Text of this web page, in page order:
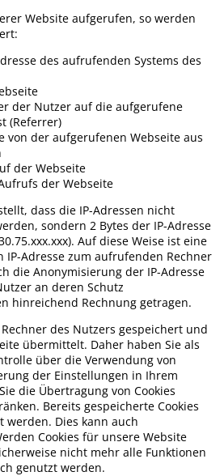
Website aufgerufen, so werden
des aufrufenden Systems des
der Nutzer auf die aufgerufene
(Referrer)
von der aufgerufenen Webseite aus
der Webseite
der Webseite
dass die IP-Adressen nicht
sondern 2 Bytes der IP-Adresse
Auf diese Weise ist eine
Adresse zum aufrufenden Rechner
die Anonymisierung der IP-Adresse
an deren Schutz
hinreichend Rechnung getragen.
des Nutzers gespeichert und
übermittelt. Daher haben Sie als
über die Verwendung von
der Einstellungen in Ihrem
die Übertragung von Cookies
Bereits gespeicherte Cookies
werden. Dies kann auch
Cookies für unsere Website
nicht mehr alle Funktionen
genutzt werden.